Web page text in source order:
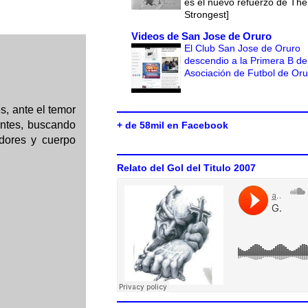
ante el temor
buscando
y cuerpo
Strongest]
Videos de San Jose de Oruro
El Club San Jose de Oruro
descendio a la Primera B
Asociación de Futbol de
+ de 58mil en Facebook
Relato del Gol del Titulo 2007